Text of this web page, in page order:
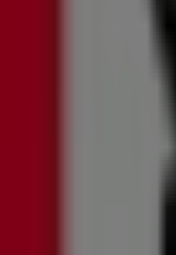
10:00 - 08:00, Lunes
KFC.
– Centro Comercial,